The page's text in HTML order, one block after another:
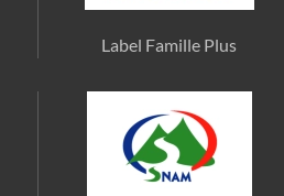
Label Famille Plus